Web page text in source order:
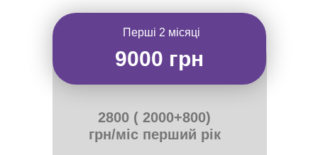
Перші 2 місяці
9000 грн
2800 ( 2000+800)
грн/міс перший рік